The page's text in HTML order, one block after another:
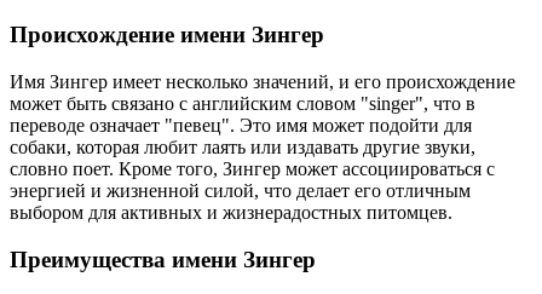
Происхождение имени Зингер
Имя Зингер имеет несколько значений, и его происхождение
может быть связано с английским словом "singer", что в
переводе означает "певец". Это имя может подойти для
собаки, которая любит лаять или издавать другие звуки,
словно поет. Кроме того, Зингер может ассоциироваться с
энергией и жизненной силой, что делает его отличным
выбором для активных и жизнерадостных питомцев.
Преимущества имени Зингер